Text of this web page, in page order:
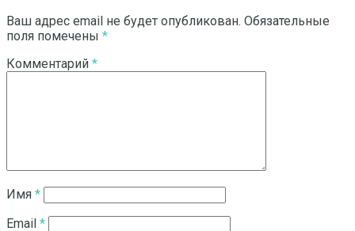
Ваш адрес email не будет опубликован. Обязательные
поля помечены *
Комментарий *
Имя *
Email *